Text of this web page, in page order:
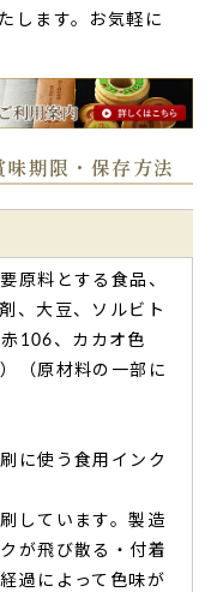
します。お気軽に
期限・保存方法
原料とする食品、
、大豆、ソルビト
106、カカオ色
（原材料の一部に
に使う食用インク
しています。製造
が飛び散る・付着
過によって色味が